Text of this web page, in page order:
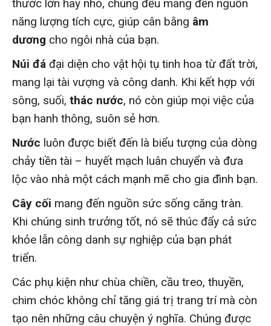
thước lớn hay nhỏ, chúng đều mang đến nguồn
năng lượng tích cực, giúp cân bằng âm
dương cho ngôi nhà của bạn.
Núi đá đại diện cho vật hội tụ tinh hoa từ đất trời,
mang lại tài vượng và công danh. Khi kết hợp với
sông, suối, thác nước, nó còn giúp mọi việc của
bạn hanh thông, suôn sẻ hơn.
Nước luôn được biết đến là biểu tượng của dòng
chảy tiền tài – huyết mạch luân chuyển và đưa
lộc vào nhà một cách mạnh mẽ cho gia đình bạn.
Cây cối mang đến nguồn sức sống căng tràn.
Khi chúng sinh trưởng tốt, nó sẽ thúc đẩy cả sức
khỏe lẫn công danh sự nghiệp của bạn phát
triển.
Các phụ kiện như chùa chiền, cầu treo, thuyền,
chim chóc không chỉ tăng giá trị trang trí mà còn
tạo nên những câu chuyện ý nghĩa. Chúng được